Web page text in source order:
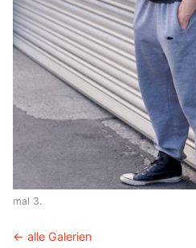
mal 3.
← alle Galerien